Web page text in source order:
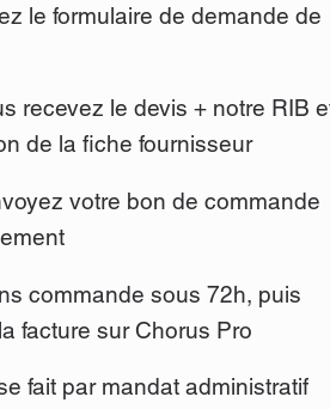
le formulaire de demande de
recevez le devis + notre RIB
de la fiche fournisseur
votre bon de commande
commande sous 72h, puis
facture sur Chorus Pro
fait par mandat administratif